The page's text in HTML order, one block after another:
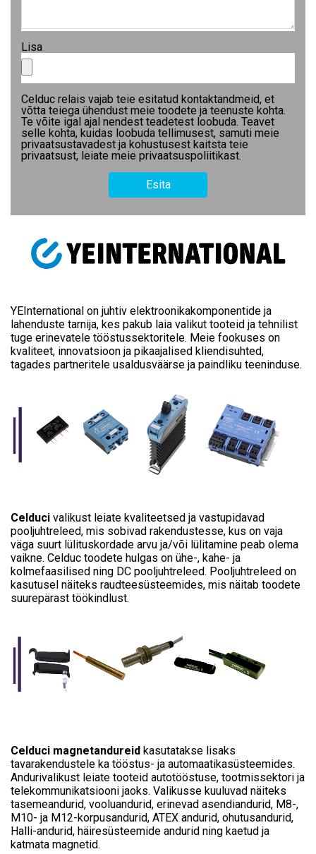
Lisa
Celduc relais vajab teie esitatud kontaktandmeid, et
võtta teiega ühendust meie toodete ja teenuste kohta.
Te võite igal ajal nendest teadetest loobuda. Teavet
selle kohta, kuidas loobuda tellimusest, samuti meie
privaatsustavadest ja kohustusest kaitsta teie
privaatsust, leiate meie privaatsuspoliitikast.
YEInternational on juhtiv elektroonikakomponentide ja
lahenduste tarnija, kes pakub laia valikut tooteid ja tehnilist
tuge erinevatele tööstussektoritele. Meie fookuses on
kvaliteet, innovatsioon ja pikaajalised kliendisuhted,
tagades partneritele usaldusväärse ja paindliku teeninduse.
Celduci valikust leiate kvaliteetsed ja vastupidavad
pooljuhtreleed, mis sobivad rakendustesse, kus on vaja
väga suurt lülituskordade arvu ja/või lülitamine peab olema
vaikne. Celduc toodete hulgas on ühe-, kahe- ja
kolmefaasilised ning DC pooljuhtreleed. Pooljuhtreleed on
kasutusel näiteks raudteesüsteemides, mis näitab toodete
suurepärast töökindlust.
Celduci magnetandureid kasutatakse lisaks
tavarakendustele ka tööstus- ja automaatikasüsteemides.
Andurivalikust leiate tooteid autotööstuse, tootmissektori ja
telekommunikatsiooni jaoks. Valikusse kuuluvad näiteks
tasemeandurid, vooluandurid, erinevad asendiandurid, M8-,
M10- ja M12-korpusandurid, ATEX andurid, ohutusandurid,
Halli-andurid, häiresüsteemide andurid ning kaetud ja
katmata magnetid.